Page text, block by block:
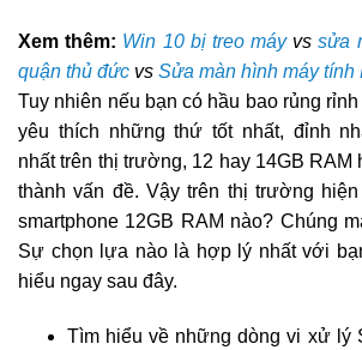
Xem thêm: Win 10 bị treo máyvssửa
quận thủ đức vs Sửa màn hình máy tính
Tuy nhiên nếu bạn có hầu bao rủng
yêu thích những thứ tốt nhất, đỉnh
nhất trên thị trường, 12 hay 14GB RAM
thành vấn đề. Vậy trên thị trường
smartphone 12GB RAM nào? Chúng
Sự chọn lựa nào là hợp lý nhất với
hiểu ngay sau đây.
Tìm hiểu về những dòng vi xử lý